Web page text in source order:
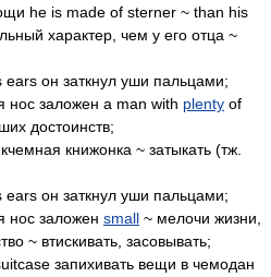
he is made of sterner ~ than his
характер, чем у его отца ~
он заткнул уши пальцами;
нос заложен a man with plenty of
достоинств;
книжонка ~ затыкать (тж.
он заткнул уши пальцами;
нос заложен small ~ мелочи жизни,
~ втискивать, засовывать;
запихивать вещи в чемодан